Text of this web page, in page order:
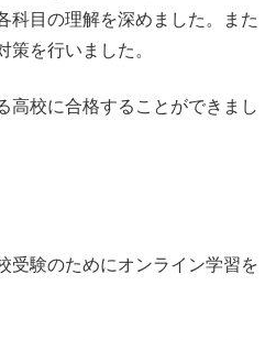
科目の理解を深めました。また
策を行いました。
高校に合格することができまし
受験のためにオンライン学習を